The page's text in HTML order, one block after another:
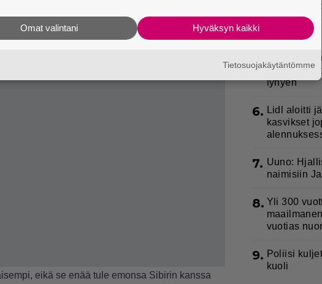
eikä se enää tule emonsa Sibirin kanssa
”Että
kilpailijat
sanottavaa
5.
Virkavalta
lyhyen
6. Lidl aloitti
kasvikset
7. Uuno:
naimisiin
8. Yli 300
vuotias
9. Poliisi
kuoli
Hyväksyn kaikki
Omat valintani
Tietosuojakäytäntömme